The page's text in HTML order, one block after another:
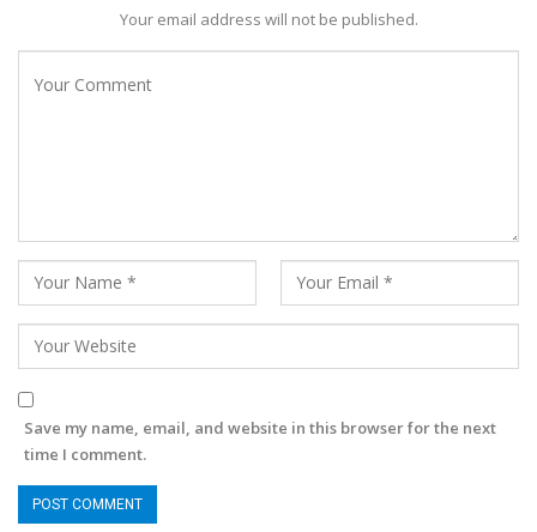
Your email address will not be published.
Save my name, email, and website in this browser for the next
time I comment.